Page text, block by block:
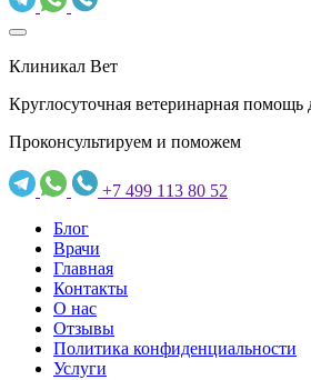
Клиникал Вет
Круглосуточная ветеринарная
Проконсультируем и поможем
+7 499 113 80 52
Блог
Врачи
Главная
Контакты
О нас
Отзывы
Политика конфиденциальности
Услуги